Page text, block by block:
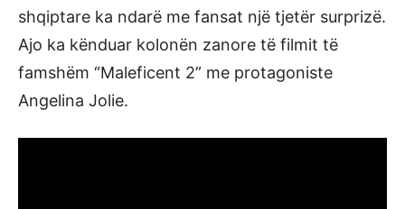
shqiptare ka ndarë me fansat një tjetër surprizë.
Ajo ka kënduar kolonën zanore të filmit të
famshëm “Maleficent 2” me protagoniste
Angelina Jolie.